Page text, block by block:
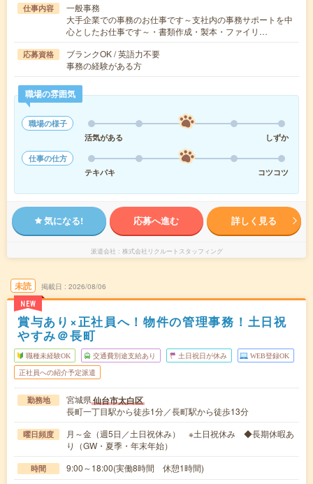
仕事内容
一般事務
大手企業での事務のお仕事です～支社内の事務サポートを中
心としたお仕事です～・書類作成・製本・ファイリ…
応募資格
ブランクOK / 英語力不要
事務の経験がある方
職場の雰囲気
職場の様子
活気がある
しずか
仕事の仕方
テキパキ
コツコツ
気になる! 応募へ進む 詳しく見る
派遣会社 株式会社リクルートスタッフィング
未読
NEW
掲載日 2026/08/06
賞与あり×正社員へ！物件の管理事務！土日祝
やすみ＠長町
職種未経験OK 交通費別途支給あり 土日祝日が休み WEB登録OK
正社員への紹介予定派遣
勤務地 宮城県仙台市太白区
長町一丁目駅から徒歩1分／長町駅から徒歩13分
曜日頻度
月～金（週5日／土日祝休み） ※土日祝休み ◆長期休暇あ
り（GW・夏季・年末年始）
時間 9:00～18:00(実働8時間 休憩1時間)